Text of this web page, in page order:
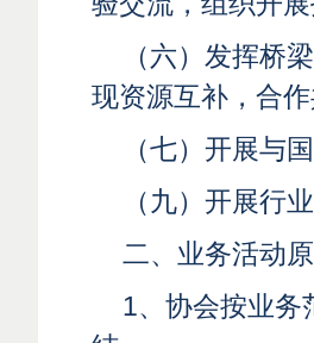
（六）发挥桥
现资源互补，合
（七）开展与
（九）开展行
二、业务活动
1、协会按业务